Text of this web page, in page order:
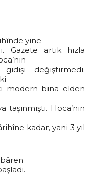
yine
Gazete artık hızla
değiştirmedi.
modern bina elden
Hoca’nın
kadar, yani 3 yıl